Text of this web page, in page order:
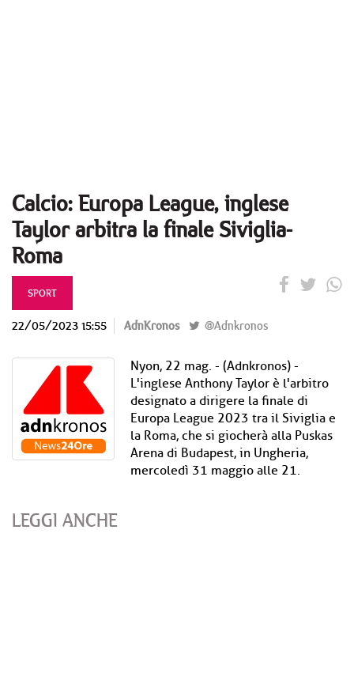
Calcio: Europa League, inglese
Taylor arbitra la finale Siviglia-
Roma
SPORT
22/05/2023 15:55 AdnKronos @Adnkronos
Nyon, 22 mag. - (Adnkronos) -
L'inglese Anthony Taylor è l'arbitro
designato a dirigere la finale di
Europa League 2023 tra il Siviglia e
la Roma, che si giocherà alla Puskas
Arena di Budapest, in Ungheria,
mercoledì 31 maggio alle 21.
LEGGI ANCHE